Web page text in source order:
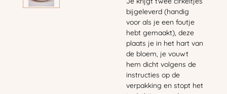
bijgeleverd (handig
voor als je een foutje
hebt gemaakt), deze
plaats je in het hart van
de bloem, je vouwt
hem dicht volgens de
instructies op de
verpakking en stopt het